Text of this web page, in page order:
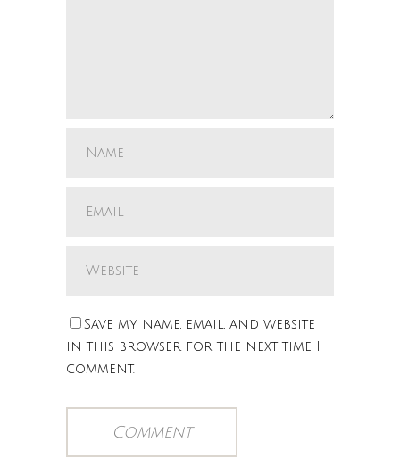
Save my name, email, and website
in this browser for the next time I
comment.
Comment